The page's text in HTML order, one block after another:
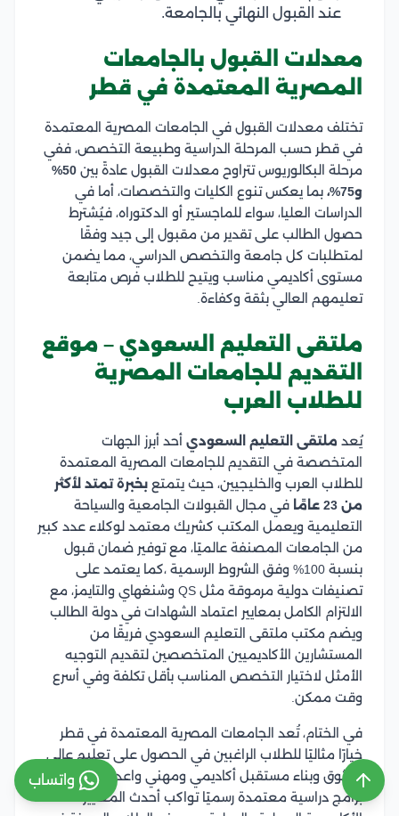
عند القبول النهائي بالجامعة.
معدلات القبول بالجامعات
المصرية المعتمدة في قطر
تختلف معدلات القبول في الجامعات المصرية المعتمدة
في قطر حسب المرحلة الدراسية وطبيعة التخصص، ففي
مرحلة البكالوريوس تتراوح معدلات القبول عادةً بين
50%
و75%،
بما يعكس تنوع الكليات والتخصصات، أما في
الدراسات العليا، سواء للماجستير أو الدكتوراه، فيُشترط
حصول الطالب على تقدير من مقبول إلى جيد وفقًا
لمتطلبات كل جامعة والتخصص الدراسي، مما يضمن
مستوى أكاديمي مناسب ويتيح للطلاب فرص متابعة
تعليمهم العالي بثقة وكفاءة.
ملتقى التعليم السعودي – موقع
التقديم للجامعات المصرية
للطلاب العرب
يُعد ملتقى التعليم السعودي أحد أبرز الجهات
المتخصصة في التقديم للجامعات المصرية المعتمدة
للطلاب العرب والخليجيين، حيث يتمتع بخبرة تمتد لأكثر
من 23 عامًا
في مجال القبولات الجامعية والسياحة
التعليمية ويعمل المكتب كشريك معتمد لوكلاء عدد كبير
من الجامعات المصنفة عالميًا، مع توفير ضمان قبول
بنسبة 100% وفق الشروط الرسمية ،كما يعتمد على
تصنيفات دولية مرموقة مثل QS وشنغهاي والتايمز، مع
الالتزام الكامل بمعايير اعتماد الشهادات في دولة الطالب
ويضم مكتب ملتقى التعليم السعودي فريقًا من
المستشارين الأكاديميين المتخصصين لتقديم التوجيه
الأمثل لاختيار التخصص المناسب بأقل تكلفة وفي أسرع
وقت ممكن.
في الختام، تُعد الجامعات المصرية المعتمدة في قطر
خيارًا مثاليًا للطلاب الراغبين في الحصول على تعليم عالي
موثوق وبناء مستقبل أكاديمي ومهني واعد، حيث توفر
برامج دراسية معتمدة رسميًا تواكب أحدث المعايير
واتساب